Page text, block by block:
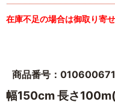
在庫不足の場合は御取り寄
商品番号：
幅150cm 長さ